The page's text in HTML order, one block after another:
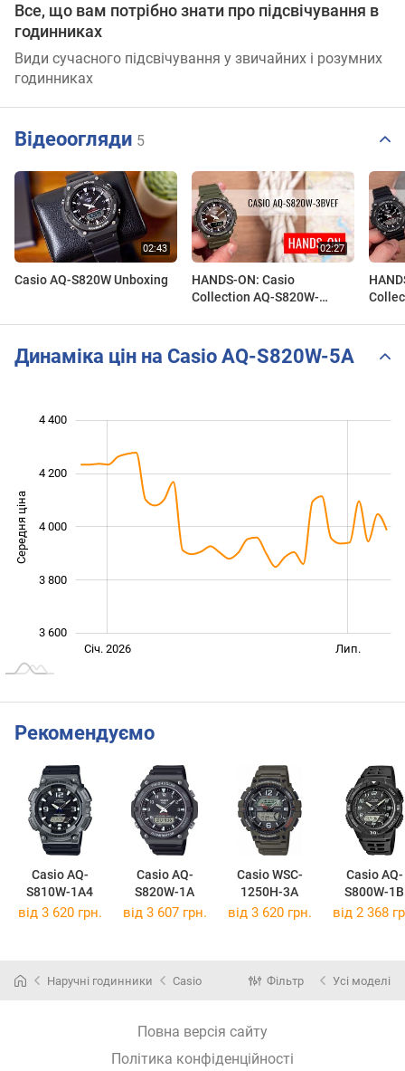
Все, що вам потрібно знати про підсвічування в
годинниках
Види сучасного підсвічування у звичайних і розумних
годинниках
Відеоогляди 5
Casio AQ-S820W Unboxing
HANDS-ON: Casio
Collection AQ-S820W-
Динаміка цін на Casio AQ-S820W-5A
Середня ціна 3 600
3 600
3 800
4 000
4 200
4 400
Жовт.Січ. 2026
Січ. 2027
Лип. Лип.
Рекомендуємо
Casio AQ-
S810W-1A4
Casio AQ-
S820W-1A
Casio WSC-
1250H-3A
Casio AQ-
S800W-1B
від 3 620 грн. від 3 607 грн. від 3 620 грн. від 2 368
Наручні годинники Casio Фільтр Усі моделі
Повна версія сайту
Політика конфіденційності